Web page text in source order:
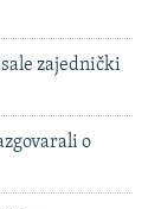
zajednički
o